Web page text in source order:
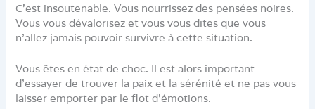
C’est insoutenable. Vous nourrissez des pensées noires.
Vous vous dévalorisez et vous vous dites que vous
n’allez jamais pouvoir survivre à cette situation.
Vous êtes en état de choc. Il est alors important
d’essayer de trouver la paix et la sérénité et ne pas vous
laisser emporter par le flot d’émotions.